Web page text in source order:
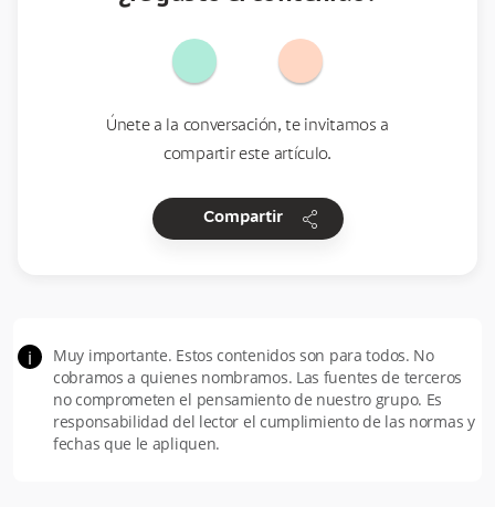
Únete a la conversación, te invitamos a
compartir este artículo.
Compartir share
i
Muy importante. Estos contenidos son para todos. No
cobramos a quienes nombramos. Las fuentes de terceros
no comprometen el pensamiento de nuestro grupo. Es
responsabilidad del lector el cumplimiento de las normas y
fechas que le apliquen.